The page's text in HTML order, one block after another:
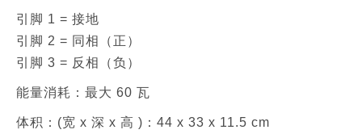
引脚 1 = 接地
引脚 2 = 同相（正）
引脚 3 = 反相（负）
能量消耗：最大 60 瓦
体积：(宽 x 深 x 高 )：44 x 33 x 11.5 cm